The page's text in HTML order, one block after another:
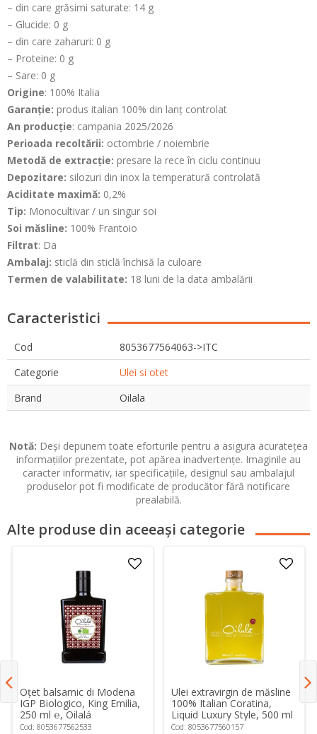
– din care grăsimi saturate: 14 g
– Glucide: 0 g
– din care zaharuri: 0 g
– Proteine: 0 g
– Sare: 0 g
Origine: 100% Italia
Garanție: produs italian 100% din lanț controlat
An producție: campania 2025/2026
Perioada recoltării: octombrie / noiembrie
Metodă de extracție: presare la rece în ciclu continuu
Depozitare: silozuri din inox la temperatură controlată
Aciditate maximă: 0,2%
Tip: Monocultivar / un singur soi
Soi măsline: 100% Frantoio
Filtrat: Da
Ambalaj: sticlă din sticlă închisă la culoare
Termen de valabilitate: 18 luni de la data ambalării
Caracteristici
Cod
8053677564063->ITC
Categorie
Ulei si otet
Brand
Oilala
Notă: Deși depunem toate eforturile pentru a asigura acuratețea
informațiilor prezentate, pot apărea inadvertențe. Imaginile au
caracter informativ, iar specificațiile, designul sau ambalajul
produselor pot fi modificate de producător fără notificare
prealabilă.
Alte produse din aceeași categorie
Oțet balsamic di Modena
IGP Biologico, King Emilia,
250 ml ℮, Oilalá
Cod: 8053677562533
Ulei extravirgin de măsline
100% Italian Coratina,
Liquid Luxury Style, 500 ml
℮, Oilalá
Cod: 8053677560157